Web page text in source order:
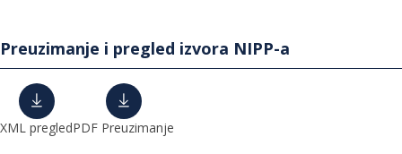
Preuzimanje i pregled izvora NIPP-a
XML pregledPDF Preuzimanje